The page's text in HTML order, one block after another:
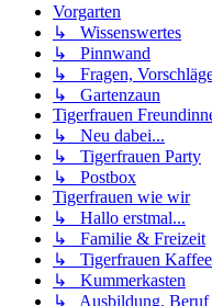
Vorgarten
↳ Wissenswertes
↳ Pinnwand
↳ Fragen,
↳ Gartenzaun
Tigerfrauen
↳ Neu dabei...
↳ Tigerfrauen Party
↳ Postbox
Tigerfrauen wie wir
↳ Hallo erstmal...
↳ Familie & Freizeit
↳ Tigerfrauen
↳ Kummerkasten
↳ Ausbildung, Beruf